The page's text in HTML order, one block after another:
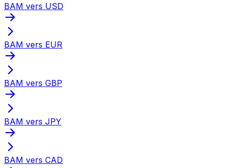
BAM vers USD
BAM vers EUR
BAM vers GBP
BAM vers JPY
BAM vers CAD